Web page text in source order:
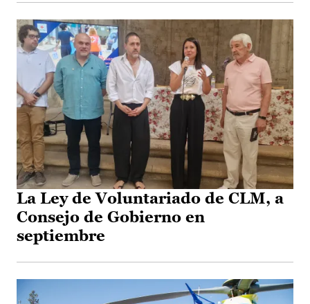
La Ley de Voluntariado de CLM, a
Consejo de Gobierno en
septiembre